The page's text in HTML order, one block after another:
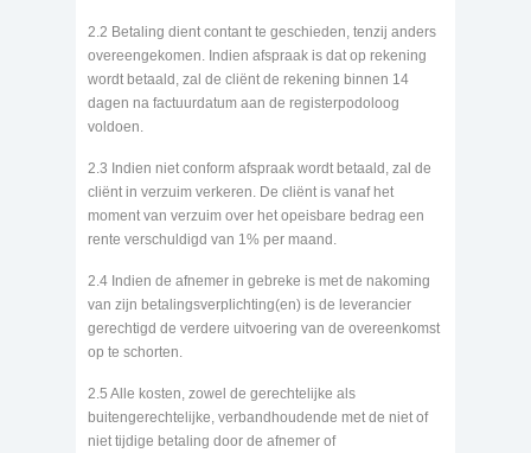
2.2 Betaling dient contant te geschieden, tenzij anders
overeengekomen. Indien afspraak is dat op rekening
wordt betaald, zal de cliënt de rekening binnen 14
dagen na factuurdatum aan de registerpodoloog
voldoen.
2.3 Indien niet conform afspraak wordt betaald, zal de
cliënt in verzuim verkeren. De cliënt is vanaf het
moment van verzuim over het opeisbare bedrag een
rente verschuldigd van 1% per maand.
2.4 Indien de afnemer in gebreke is met de nakoming
van zijn betalingsverplichting(en) is de leverancier
gerechtigd de verdere uitvoering van de overeenkomst
op te schorten.
2.5 Alle kosten, zowel de gerechtelijke als
buitengerechtelijke, verbandhoudende met de niet of
niet tijdige betaling door de afnemer of